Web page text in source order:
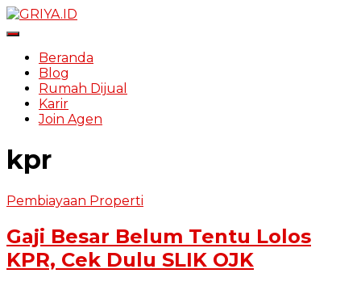
Toggle Navigation
Beranda
Blog
Rumah Dijual
Karir
Join Agen
kpr
Pembiayaan Properti
Gaji Besar Belum Tentu Lolos
KPR, Cek Dulu SLIK OJK